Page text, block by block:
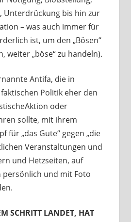
Unterdrückung bis hin zur
– was auch immer für
ist, um den „Bösen“
weiter „böse“ zu handeln).
Antifa, die in
Politik eher den
oder
sollte, mit ihrem
für „das Gute“ gegen „die
Veranstaltungen und
und Hetzseiten, auf
persönlich und mit Foto
SCHRITT LANDET, HAT